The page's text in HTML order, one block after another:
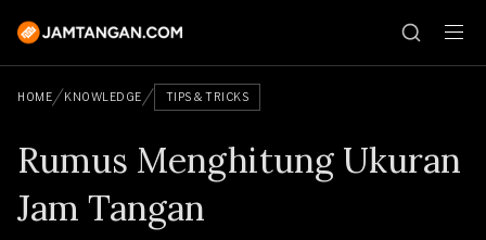
HOME KNOWLEDGE TIPS & TRICKS
Rumus Menghitung Ukuran
Jam Tangan